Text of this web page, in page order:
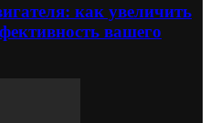
как увеличить
вашего